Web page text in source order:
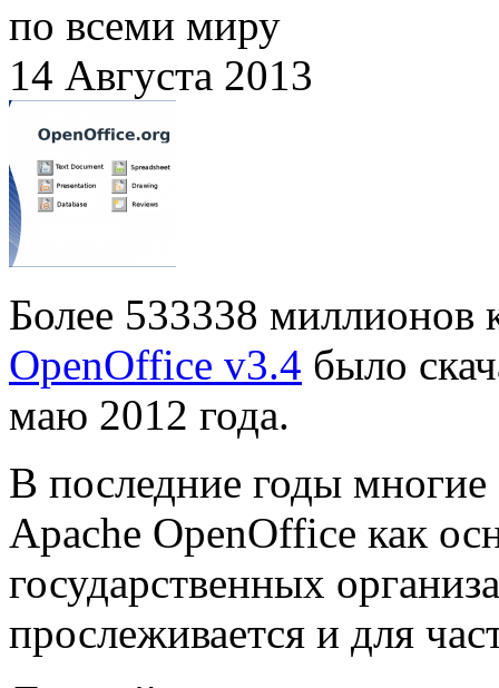
по всеми миру
14 Августа 2013
Более 533338 миллионов
OpenOffice v3.4 было
маю 2012 года.
В последние годы
Apache OpenOffice как
государственных
прослеживается и для